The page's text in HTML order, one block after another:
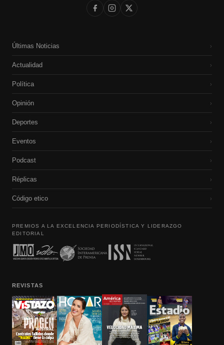
Últimas Noticias ›
Actualidad ›
Política ›
Opinión ›
Deportes ›
Eventos ›
Podcast ›
Réplicas ›
Código etico ›
PREMIOS A LA EXCELENCIA PERIODÍSTICA Y LIDERAZGO
EDITORIAL
REVISTAS